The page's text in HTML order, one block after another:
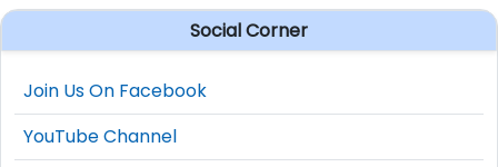
Social Corner
Join Us On Facebook
YouTube Channel